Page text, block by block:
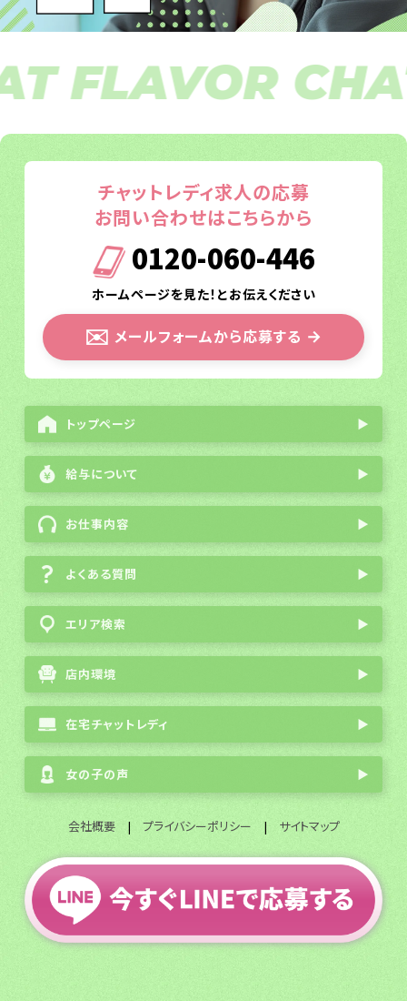
チャットレディ求人の応募
お問い合わせはこちらから
0120-060-446
ホームページを見た！とお伝えください
✉️ メールフォームから応募する →
トップページ ▶
給与について ▶
お仕事内容 ▶
よくある質問 ▶
エリア検索 ▶
店内環境 ▶
在宅チャットレディ ▶
女の子の声 ▶
会社概要| プライバシーポリシー | サイトマップ
全国通勤チャットレディ募集